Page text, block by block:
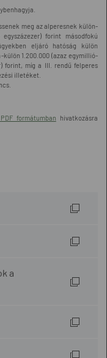
meg az alperesnek külön-
forint másodfokú
eljáró hatóság külön
1.200.000 (azaz egymillió-
forint, míg a III. rendű felperes
illetéket.
formátumban hivatkozásra
a